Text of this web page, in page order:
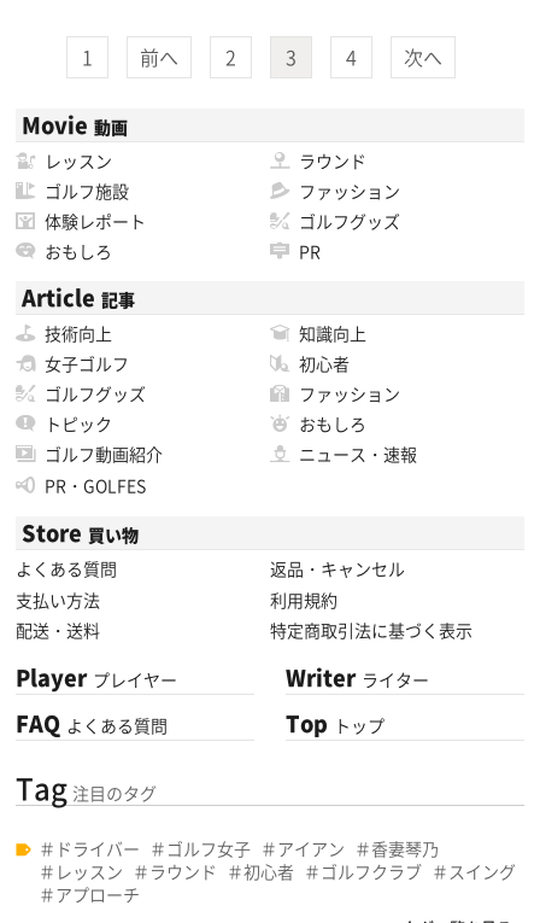
1 前へ 2 3 4 次へ
Movie 動画
レッスン
ラウンド
ゴルフ施設
ファッション
体験レポート
ゴルフグッズ
おもしろ
PR
Article 記事
技術向上
知識向上
女子ゴルフ
初心者
ゴルフグッズ
ファッション
トピック
おもしろ
ゴルフ動画紹介
ニュース・速報
PR・GOLFES
Store 買い物
よくある質問
返品・キャンセル
支払い方法
利用規約
配送・送料
特定商取引法に基づく表示
Player プレイヤー
FAQ よくある質問
Writer ライター
Top トップ
Tag 注目のタグ
ドライバー ゴルフ女子 アイアン
香妻琴乃
レッスン
ラウンド 初心者 ゴルフクラブ
スイング
アプローチ